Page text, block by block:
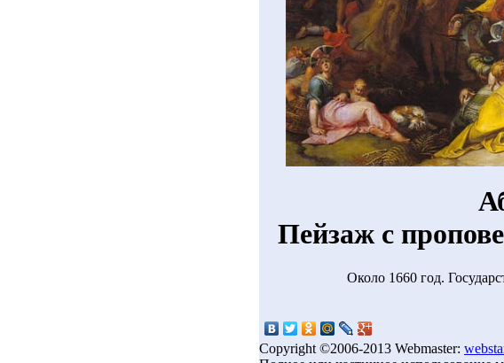
Пейзаж с
Около 1660 год.
Copyright ©2006-2013 Webmaster: